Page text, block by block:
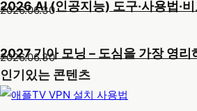
2026 AI (인공지능) 도구·사용법·비
2026.06.30
2027 기아 모닝 – 도심을 가장 영리
2026.06.30
인기있는 콘텐츠